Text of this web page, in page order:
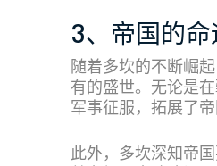
3、帝国的命
随着多坎的不断崛
有的盛世。无论是
军事征服，拓展了
此外，多坎深知帝